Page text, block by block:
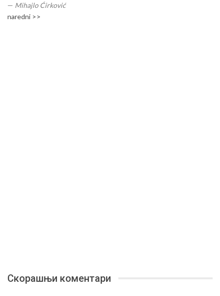
— Mihajlo Ćirković
naredni >>
Скорашњи коментари